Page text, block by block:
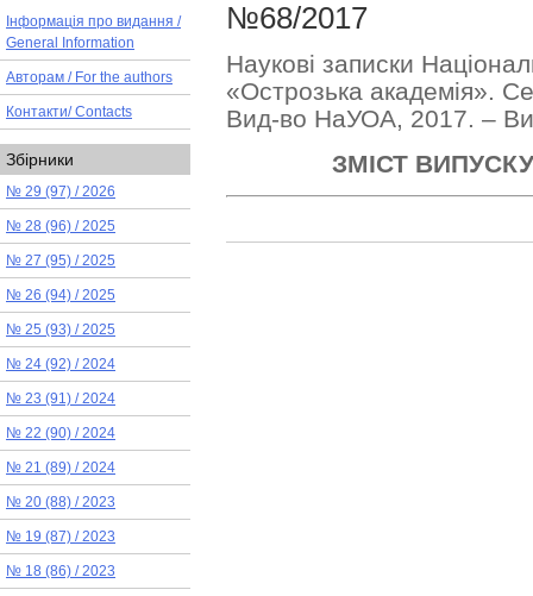
Інформація про видання /
General Information
Авторам / For the authors
Контакти/ Contacts
Збірники
№ 29 (97) / 2026
№ 28 (96) / 2025
№ 27 (95) / 2025
№ 26 (94) / 2025
№ 25 (93) / 2025
№ 24 (92) / 2024
№ 23 (91) / 2024
№ 22 (90) / 2024
№ 21 (89) / 2024
№ 20 (88) / 2023
№ 19 (87) / 2023
№ 18 (86) / 2023
№68/2017
Наукові записки
«Острозька академія».
Вид-во НаУОА, 2017. –
ЗМІСТ ВИПУСКУ